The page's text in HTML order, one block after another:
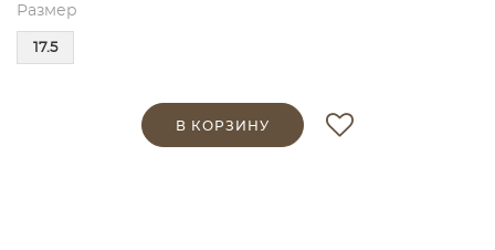
Размер
17.5
В КОРЗИНУ